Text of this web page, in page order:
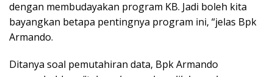
dengan membudayakan program KB. Jadi boleh kita
bayangkan betapa pentingnya program ini, “jelas Bpk
Armando.
Ditanya soal pemutahiran data, Bpk Armando